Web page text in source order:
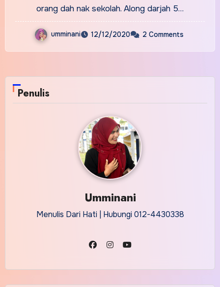
orang dah nak sekolah. Along darjah 5…
umminani 12/12/2020 2 Comments
Penulis
Umminani
Menulis Dari Hati | Hubungi 012-4430338